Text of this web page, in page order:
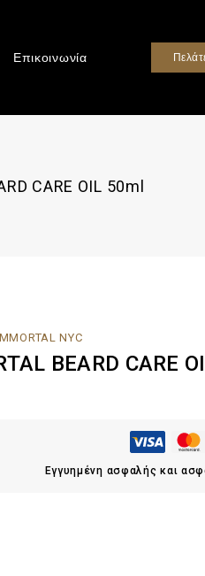
Επικοινωνία
CARE OIL 50ml
NYC
BEARD CARE
Εγγυημένη ασφαλής και